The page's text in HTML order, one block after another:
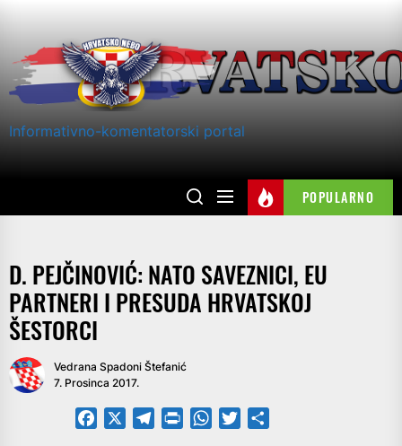
content
Informativno-komentatorski portal
POPULARNO
D. PEJČINOVIĆ: NATO SAVEZNICI, EU
PARTNERI I PRESUDA HRVATSKOJ
ŠESTORCI
Vedrana Spadoni Štefanić
7. Prosinca 2017.
Facebook TelegramPrintFriendly
WhatsApp
Twitter